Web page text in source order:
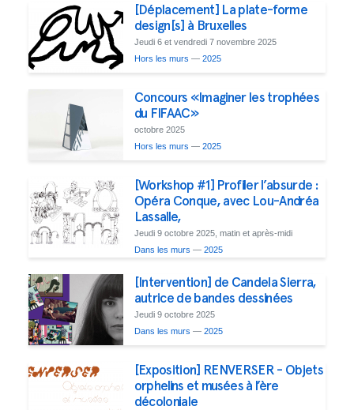
[Déplacement] La plate-forme
design[s] à Bruxelles
Jeudi 6 et vendredi 7 novembre 2025
Hors les murs — 2025
Concours «Imaginer les trophées
du FIFAAC»
octobre 2025
Hors les murs — 2025
[Workshop #1] Profiler l’absurde :
Opéra Conque, avec Lou-Andréa
Lassalle,
Jeudi 9 octobre 2025, matin et après-midi
Dans les murs — 2025
[Intervention] de Candela Sierra,
autrice de bandes dessinées
Jeudi 9 octobre 2025
Dans les murs — 2025
[Exposition] RENVERSER - Objets
orphelins et musées à l’ère
décoloniale